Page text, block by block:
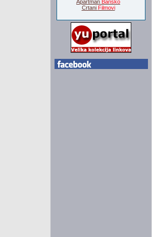
Apartman Bansko
Crtani Filmovi